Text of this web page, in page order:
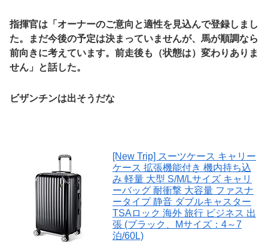
指揮官は「オーナーのご意向と適性を見込んで登録しまし
た。まだ今後の予定は決まっていませんが、馬が順調なら
前向きに考えています。前走後も（状態は）変わりありま
せん」と話した。
ビザンチンは出そうだな
[New Trip] スーツケース キャリー
ケース 拡張機能付き 機内持ち込
み 軽量 大型 S/M/Lサイズ キャリ
ーバッグ 耐衝撃 大容量 ファスナ
ータイプ 静音 ダブルキャスター
TSAロック 海外 旅行 ビジネス 出
張 (ブラック、Mサイズ：4～7
泊/60L)